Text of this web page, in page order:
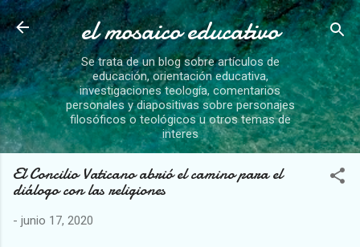
el mosaico educativo
Se trata de un blog sobre artículos de
educación, orientación educativa,
investigaciones teología, comentarios
personales y diapositivas sobre personajes
filosóficos o teológicos u otros temas de
interes
El Concilio Vaticano abrió el camino para el
diálogo con las religiones
- junio 17, 2020